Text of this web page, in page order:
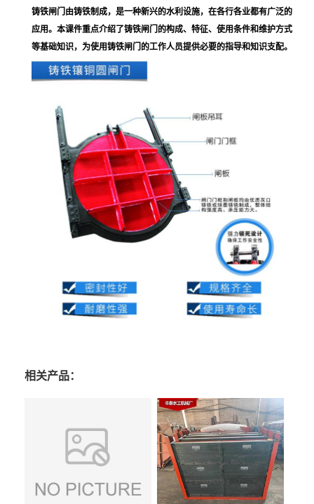
铸铁闸门由铸铁制成，是一种新兴的水利设施，在各行各业都有广泛的
应用。本课件重点介绍了铸铁闸门的构成、特征、使用条件和维护方式
等基础知识，为使用铸铁闸门的工作人员提供必要的指导和知识支配。
相关产品：